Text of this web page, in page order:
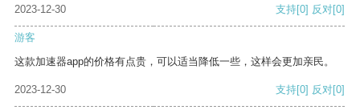
2023-12-30 支持[0] 反对[0]
游客
这款加速器app的价格有点贵，可以适当降低一些，这样会更加亲民。
2023-12-30 支持[0] 反对[0]